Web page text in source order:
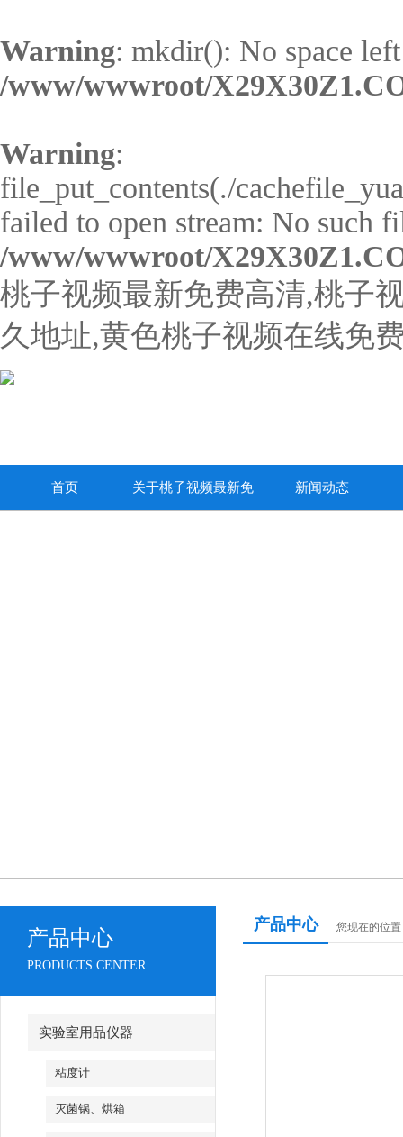
Warning: mkdir(): No space
/www/wwwroot/
Warning:
file_put_contents(./
failed to open stream: No such
/www/wwwroot/
桃子视频最新免费高清,桃子
久地址,黄色桃子视频在线免
首页 关于桃子视频最新免 新闻动态
产品中心
PRODUCTS CENTER
实验室用品仪器
粘度计
灭菌锅、烘箱
产品中心 您现在的位